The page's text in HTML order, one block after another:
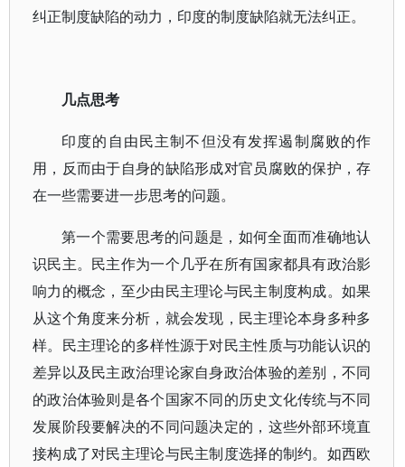
纠正制度缺陷的动力，印度的制度缺陷就无法纠正。
几点思考
印度的自由民主制不但没有发挥遏制腐败的作
用，反而由于自身的缺陷形成对官员腐败的保护，存
在一些需要进一步思考的问题。
第一个需要思考的问题是，如何全面而准确地认
识民主。民主作为一个几乎在所有国家都具有政治影
响力的概念，至少由民主理论与民主制度构成。如果
从这个角度来分析，就会发现，民主理论本身多种多
样。民主理论的多样性源于对民主性质与功能认识的
差异以及民主政治理论家自身政治体验的差别，不同
的政治体验则是各个国家不同的历史文化传统与不同
发展阶段要解决的不同问题决定的，这些外部环境直
接构成了对民主理论与民主制度选择的制约。如西欧